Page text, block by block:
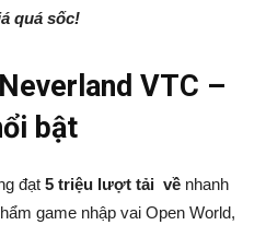
quá sốc!
VTC –
bật
đạt 5 triệu lượt tải về nhanh
game nhập vai Open World,